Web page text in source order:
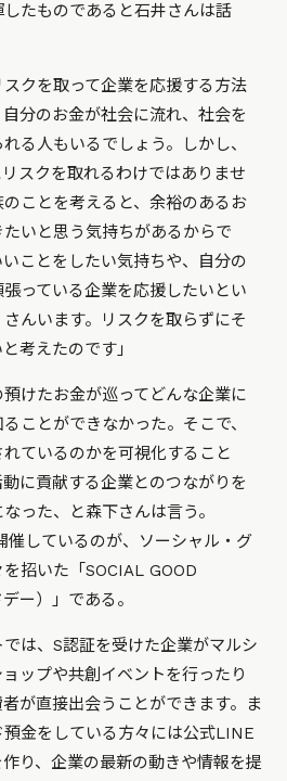
たものであると石井さんは話
スクを取って企業を応援する方法
分のお金が社会に流れ、社会を
る人もいるでしょう。しかし、
スクを取れるわけではありませ
ことを考えると、余裕のあるお
いと思う気持ちがあるからで
ことをしたい気持ちや、自分の
っている企業を応援したいとい
んいます。リスクを取らずにそ
考えたのです」
けたお金が巡ってどんな企業に
ことができなかった。そこで、
ているのかを可視化すること
に貢献する企業とのつながりを
った、と森下さんは言う。
催しているのが、ソーシャル・グ
招いた「SOCIAL GOOD
ー）」である。
では、S認証を受けた企業がマルシ
ップや共創イベントを行ったり
が直接出会うことができます。ま
金をしている方々には公式LINE
り、企業の最新の動きや情報を提